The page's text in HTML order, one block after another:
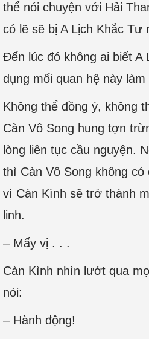
thể nói chuyện với Hải
có lẽ sẽ bị A Lịch Khắc Tư
Đến lúc đó không ai biết A
dụng mối quan hệ này làm
Không thể đồng ý, không
Càn Vô Song hung tợn
lòng liên tục cầu nguyện.
thì Càn Vô Song không
vì Càn Kình sẽ trở thành
linh.
– Mấy vị . . .
Càn Kình nhìn lướt qua
nói:
– Hành động!